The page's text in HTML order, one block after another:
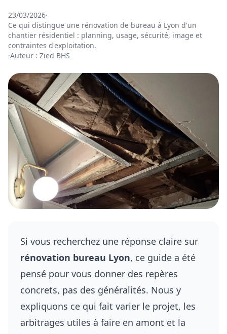
23/03/2026·
Ce qui distingue une rénovation de bureau à Lyon d'un
chantier résidentiel : planning, usage, sécurité, image et
contraintes d'exploitation.
·Auteur : Zied BHS
Si vous recherchez une réponse claire sur
rénovation bureau Lyon, ce guide a été
pensé pour vous donner des repères
concrets, pas des généralités. Nous y
expliquons ce qui fait varier le projet, les
arbitrages utiles à faire en amont et la